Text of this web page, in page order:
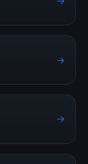
→
→